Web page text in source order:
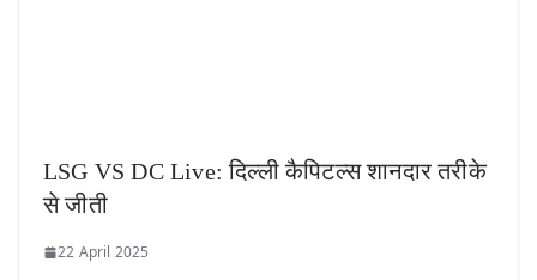
LSG VS DC Live: दिल्ली कैपिटल्स शानदार तरीके
से जीती
22 April 2025